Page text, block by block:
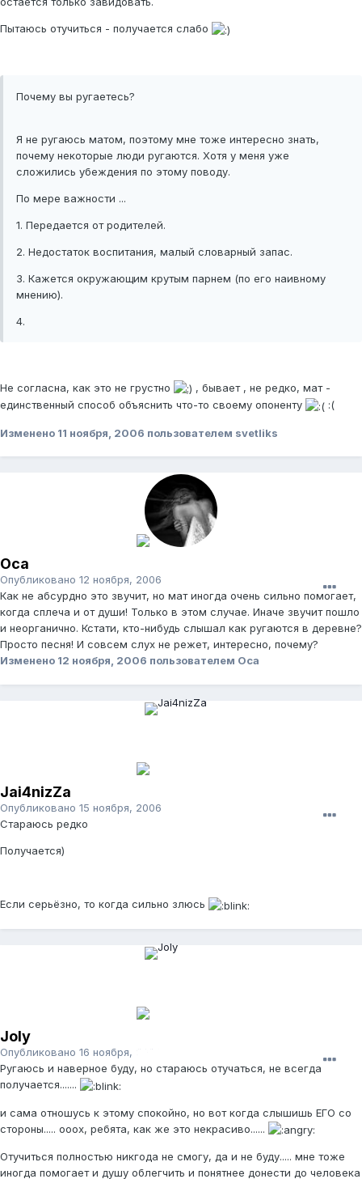
Пытаюсь отучиться - получается слабо
Почему вы ругаетесь?
Я не ругаюсь матом, поэтому мне тоже интересно знать,
почему некоторые люди ругаются. Хотя у меня уже
сложились убеждения по этому поводу.
По мере важности ...
1. Передается от родителей.
2. Недостаток воспитания, малый словарный запас.
3. Кажется окружающим крутым парнем (по его наивному
мнению).
4.
Не согласна, как это не грустно
, бывает , не редко, мат -
единственный способ объяснить что-то своему опоненту
:(
Изменено 11 ноября, 2006 пользователем svetliks
Оса
Опубликовано 12 ноября, 2006
Как не абсурдно это звучит, но мат иногда очень сильно помогает,
когда сплеча и от души! Только в этом случае. Иначе звучит пошло
и неорганично. Кстати, кто-нибудь слышал как ругаются в деревне?
Просто песня! И совсем слух не режет, интересно, почему?
Изменено 12 ноября, 2006 пользователем Оса
Jai4nizZa
Опубликовано 15 ноября, 2006
Стараюсь редко
Получается)
Если серьёзно, то когда сильно злюсь
Joly
Опубликовано 16 ноября, 2006
Ругаюсь и наверное буду, но стараюсь отучаться, не всегда
получается.......
и сама отношусь к этому спокойно, но вот когда слышишь ЕГО со
стороны..... ооох, ребята, как же это некрасиво......
Отучиться полностью никгода не смогу, да и не буду..... мне тоже
иногда помогает и душу облегчить и понятнее донести до человека